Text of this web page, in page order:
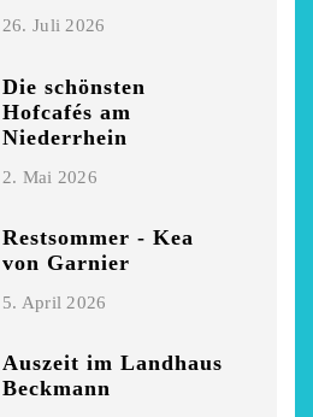
26. Juli 2026
Die schönsten
Hofcafés am
Niederrhein
2. Mai 2026
Restsommer - Kea
von Garnier
5. April 2026
Auszeit im Landhaus
Beckmann